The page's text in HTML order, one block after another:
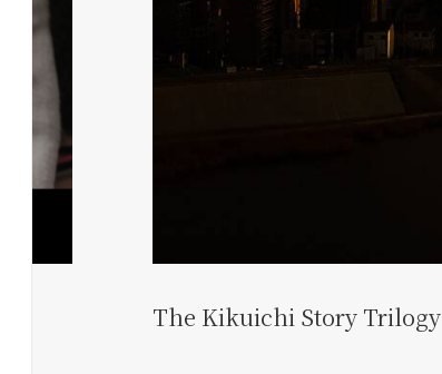
The Kikuichi Story Trilogy